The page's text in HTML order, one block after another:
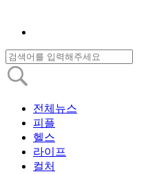
전체뉴스
피플
헬스
라이프
컬처